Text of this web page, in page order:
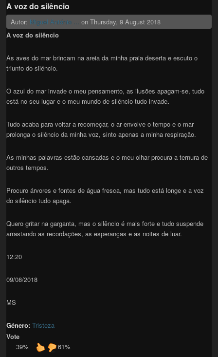
A voz do silêncio
Autor: Miguel António ... onThursday, 9 August 2018
A voz do silêncio
As aves do mar brincam na areia da minha praia deserta e escuto o
triunfo do silêncio.
O azul do mar invade o meu pensamento, as ilusões apagam-se, tudo
está no seu lugar e o meu mundo de silêncio tudo invade.
Tudo acaba para voltar a recomeçar, o ar envolve o tempo e o mar
prolonga o silêncio da minha voz, sinto apenas a minha respiração.
As minhas palavras estão cansadas e o meu olhar procura a ternura de
outros tempos.
Procuro árvores e fontes de água fresca, mas tudo está longe e a voz
do silêncio tudo apaga.
Quero gritar na garganta, mas o silêncio é mais forte e tudo suspende
arrastando as recordações, as esperanças e as noites de luar.
12:20
09/08/2018
MS
Género:Tristeza
Vote
39%
61%